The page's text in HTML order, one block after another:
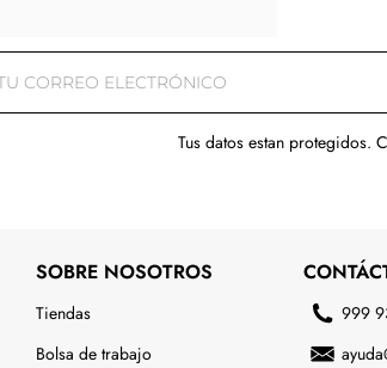
Tus datos estan protegidos.
SOBRE NOSOTROS
Tiendas
Bolsa de trabajo
999